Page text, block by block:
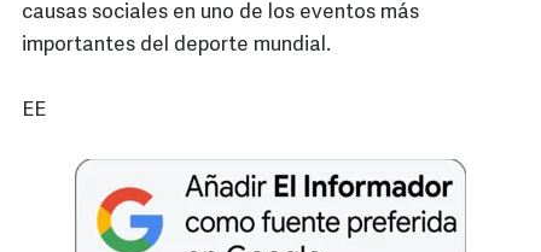
causas sociales en uno de los eventos más
importantes del deporte mundial.
EE